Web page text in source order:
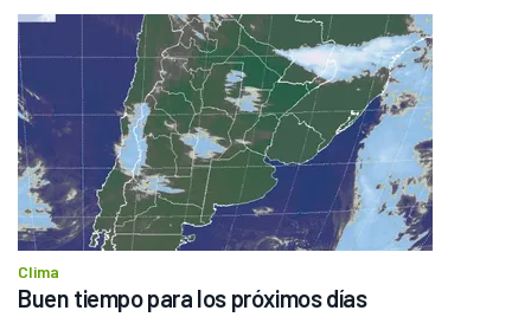
Clima
Buen tiempo para los próximos días